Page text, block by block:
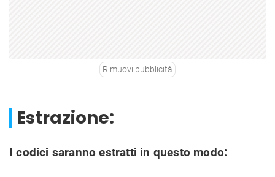
Rimuovi pubblicità
Estrazione:
I codici saranno estratti in questo modo: